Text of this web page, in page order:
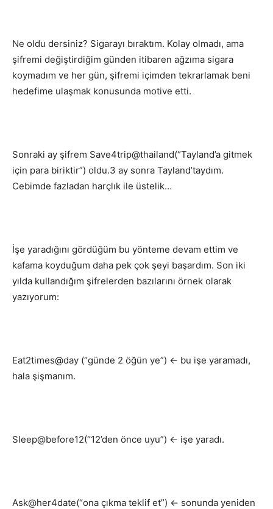
Ne oldu dersiniz? Sigarayı bıraktım. Kolay olmadı, ama
şifremi değiştirdiğim günden itibaren ağzıma sigara
koymadım ve her gün, şifremi içimden tekrarlamak beni
hedefime ulaşmak konusunda motive etti.
Sonraki ay şifrem Save4trip@thailand(“Tayland’a gitmek
için para biriktir”) oldu.3 ay sonra Tayland’taydım.
Cebimde fazladan harçlık ile üstelik…
İşe yaradığını gördüğüm bu yönteme devam ettim ve
kafama koyduğum daha pek çok şeyi başardım. Son iki
yılda kullandığım şifrelerden bazılarını örnek olarak
yazıyorum:
Eat2times@day (“günde 2 öğün ye”) ← bu işe yaramadı,
hala şişmanım.
Sleep@before12(“12’den önce uyu”) ← işe yaradı.
Ask@her4date(“ona çıkma teklif et”) ← sonunda yeniden